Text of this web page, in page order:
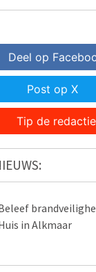
Deel op
Post op X
Tip de redactie
in Alkmaar